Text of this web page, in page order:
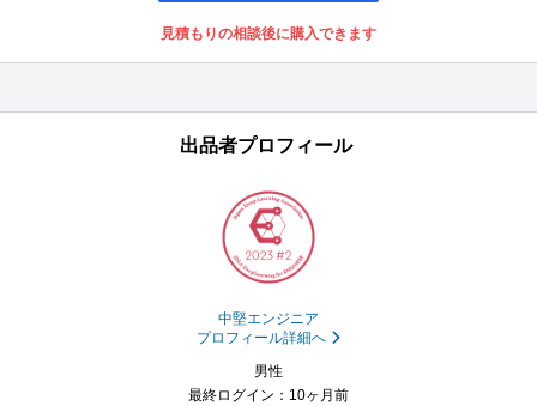
見積もりの相談後に購入できます
出品者プロフィール
中堅エンジニア
プロフィール詳細へ
男性
最終ログイン：10ヶ月前